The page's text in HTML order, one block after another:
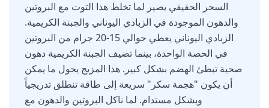
السحر الحقيقي يصير لما تخلط هذا التوت مع البروتين
والدهون الموجودة في الزبادي اليوناني والجبنة الكريمية.
الزبادي اليوناني يعطي حوالي 15-20 جرام من البروتين
في الحصة الواحدة، بينما تضيف الجبنة الكريمية دهون
صحية تبطئ الهضم بشكل كبير. هذا المزيج يحول ما يمكن
أن يكون "هجمة سكر" سريعة إلى طاقة تنطلق تدريجياً
وبشكل مستدام. لما ناكل البروتين والدهون مع